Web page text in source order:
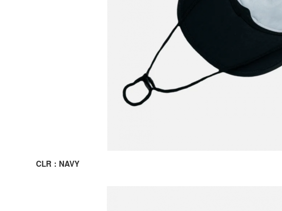
CLR：NAVY